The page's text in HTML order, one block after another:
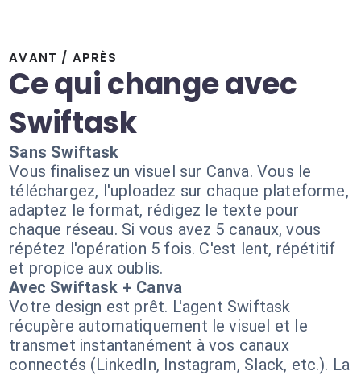
AVANT / APRÈS
Ce qui change avec
Swiftask
Sans Swiftask
Vous finalisez un visuel sur Canva. Vous le
téléchargez, l'uploadez sur chaque plateforme,
adaptez le format, rédigez le texte pour
chaque réseau. Si vous avez 5 canaux, vous
répétez l'opération 5 fois. C'est lent, répétitif
et propice aux oublis.
Avec Swiftask + Canva
Votre design est prêt. L'agent Swiftask
récupère automatiquement le visuel et le
transmet instantanément à vos canaux
connectés (LinkedIn, Instagram, Slack, etc.). La